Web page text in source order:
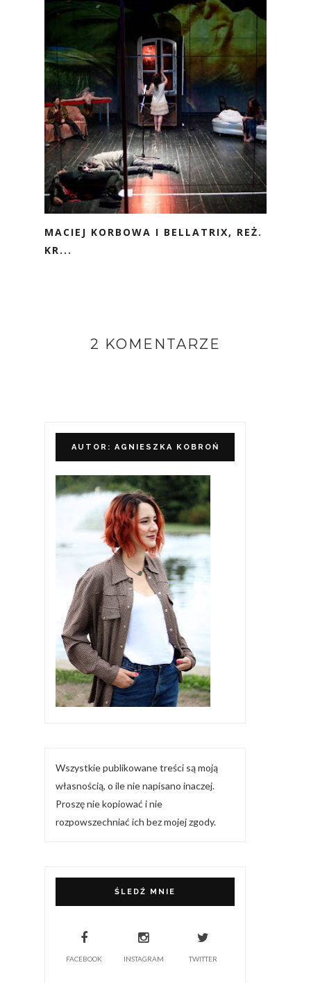
MACIEJ KORBOWA I BELLATRIX, REŻ.
KR...
2 KOMENTARZE
AUTOR: AGNIESZKA KOBROŃ
Wszystkie publikowane treści są moją
własnością, o ile nie napisano inaczej.
Proszę nie kopiować i nie
rozpowszechniać ich bez mojej zgody.
ŚLEDŹ MNIE
FACEBOOK INSTAGRAM TWITTER